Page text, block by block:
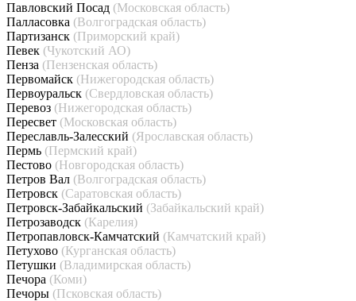
Павловский Посад (Московская область)
Палласовка (Волгоградская область)
Партизанск (Приморский край)
Певек (Чукотский АО)
Пенза (Пензенская область)
Первомайск (Нижегородская область)
Первоуральск (Свердловская область)
Перевоз (Нижегородская область)
Пересвет (Московская область)
Переславль-Залесский (Ярославская область)
Пермь (Пермский край)
Пестово (Новгородская область)
Петров Вал (Волгоградская область)
Петровск (Саратовская область)
Петровск-Забайкальский (Забайкальский край)
Петрозаводск (Карелия)
Петропавловск-Камчатский (Камчатский край)
Петухово (Курганская область)
Петушки (Владимирская область)
Печора (Коми)
Печоры (Псковская область)